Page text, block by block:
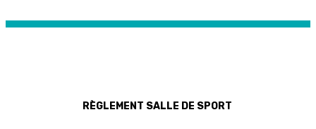
RÈGLEMENT SALLE DE SPORT